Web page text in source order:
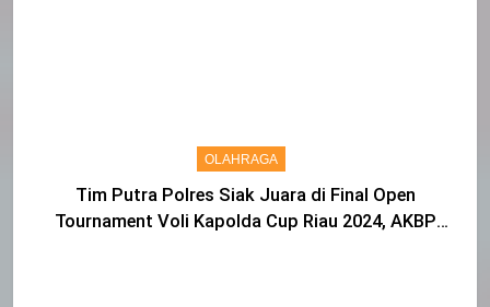
OLAHRAGA
Tim Putra Polres Siak Juara di Final Open
Tournament Voli Kapolda Cup Riau 2024, AKBP